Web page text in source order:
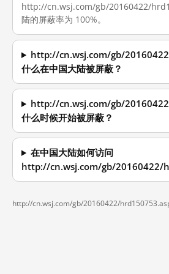
http://cn.wsj.com/gb/20160422/
陆的屏蔽率为 100%。
http://cn.wsj.com/gb/
什么在中国大陆被屏蔽？
http://cn.wsj.com/gb/
什么时候开始被屏蔽？
在中国大陆如何访问
http://cn.wsj.com/gb/20160422/
http://cn.wsj.com/gb/20160422/